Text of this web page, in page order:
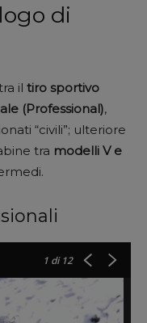
di
il tiro sportivo
(Professional),
“civili”; ulteriore
tra modelli V e
1 di 12